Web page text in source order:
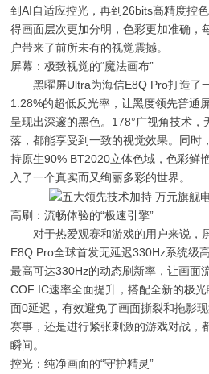
到AI自适应控光，再到26bits高精度控
得画面层次更加分明，色彩更加准确，
户带来了前所未有的视觉震撼。
屏幕：极致视觉的“魔法画布”
黑曜屏Ultra为海信E8Q Pro打造了一
1.28%的超低反光率，让黑度领先普通
呈现出深邃的黑色。178°广视角技术，
落，都能享受到一致的视觉效果。同时
持原生90% BT2020立体色域，色彩鲜
入了一个真实而又绚丽多彩的世界。
高刷：流畅体验的“极速引擎”
对于热爱观赛和游戏的用户来说，
E8Q Pro全球首发无延迟330Hz系统级
最高可达330Hz的动态刷新率，让画面
COF IC速率全面提升，搭配全新的极
面0延迟，有效避免了画面撕裂和拖影
赛事，还是进行紧张刺激的游戏对战，
瞬间。
控光：纯净画面的“守护精灵”